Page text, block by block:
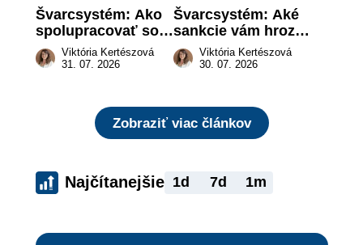
Švarcsystém: Ako
spolupracovať so
živnostníkom
legálne a bez
Viktória Kertészová
31. 07. 2026
Švarcsystém: Aké
sankcie vám hrozia
a prečo nestačí
zaplatiť pokutu?
Viktória Kertészová
30. 07. 2026
Zobraziť viac článkov
Najčítanejšie 1d 7d 1m